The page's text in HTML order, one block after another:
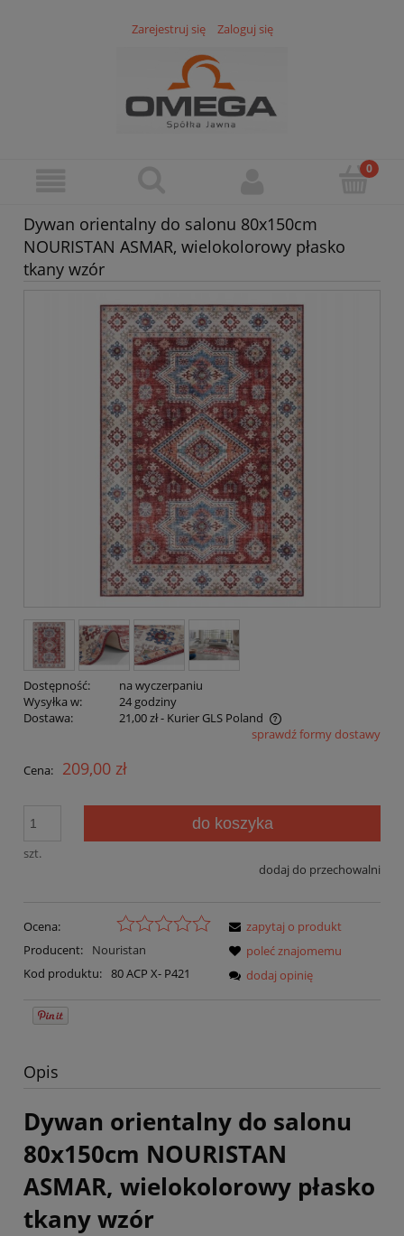
Zarejestruj się Zaloguj się
Dywan orientalny do salonu 80x150cm
NOURISTAN ASMAR, wielokolorowy płasko
tkany wzór
Dostępność:
na wyczerpaniu
Wysyłka w:
24 godziny
Dostawa:
21,00 zł- Kurier GLS Poland
Cena nie zawiera ewentualnych kosztów płatnościsprawdź formy dostawy
Cena: 209,00 zł
szt.
do koszyka
dodaj do przechowalni
Ocena:
Producent:
Nouristan
Kod produktu: 80 ACP X- P421
zapytaj o produkt
poleć znajomemu
dodaj opinię
Opis
Dywan orientalny do salonu
80x150cm NOURISTAN
ASMAR, wielokolorowy płasko
tkany wzór